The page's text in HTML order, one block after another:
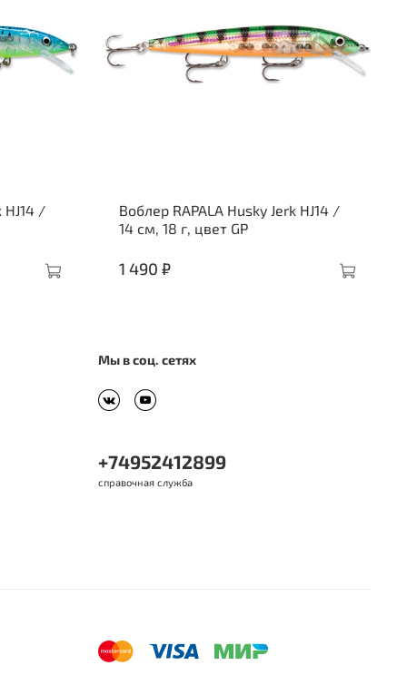
HJ14 /
Воблер RAPALA Husky Jerk HJ14 /
14 см, 18 г, цвет GP
1 490 ₽
Мы в соц. сетях
+74952412899
справочная служба